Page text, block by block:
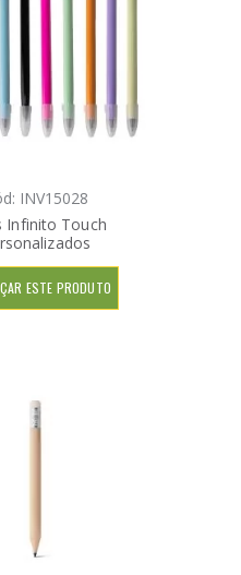
INV15028
Infinito Touch
ESTE PRODUTO